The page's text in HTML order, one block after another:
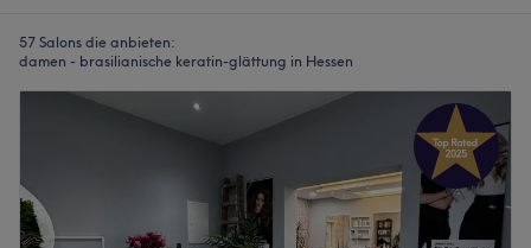
57 Salons die anbieten:
damen - brasilianische keratin-glättung in Hessen